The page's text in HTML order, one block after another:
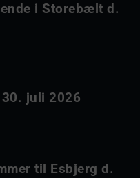
i Storebælt d.
juli 2026
til Esbjerg d.